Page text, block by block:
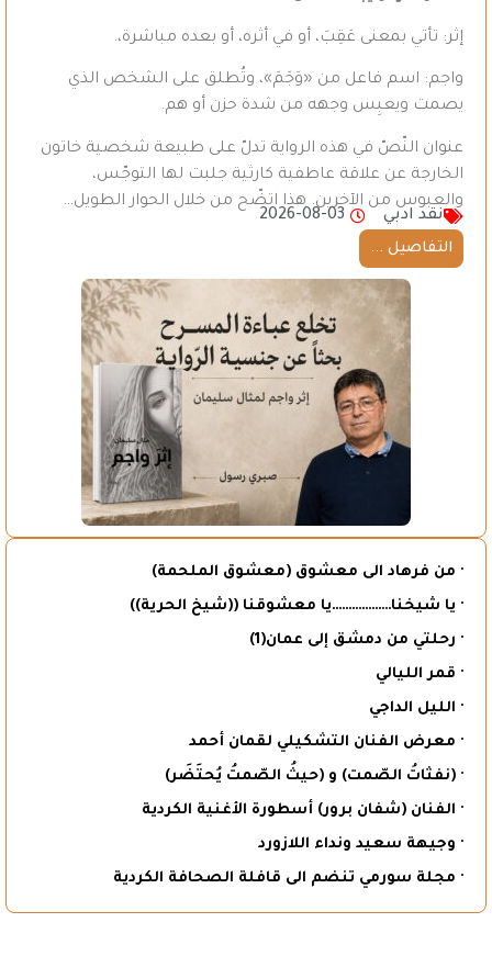
إثر: تأتي بمعنى عَقِبَ، أو في أثره، أو بعده مباشرة،.
واجم: اسم فاعل من «وَجَمَ»، وتُطلق على الشخص الذي
يصمت ويعبِس وجهه من شدة حزن أو هم.
عنوان النّصّ في هذه الرواية تدلّ على طبيعة شخصية خاتون
الخارجة عن علاقة عاطفية كارثية جلبت لها التوجّس،
والعبوس من الآخرين. هذا اتضّح من خلال الحوار الطويل…
نقد ادبي
2026-08-03
التفاصيل ...
· من فرهاد الى معشوق (معشوق الملحمة)
· يا شيخنا………………يا معشوقنا ((شيخ الحرية))
· رحلتي من دمشق إلى عمان(1)
· قمر الليالي
· الليل الداجي
· معرض الفنان التشكيلي لقمان أحمد
· (نفثاتُ الصّمت) و (حيثُ الصّمتُ يُحتَضَر)
· الفنان (شفان برور) أسطورة الأغنية الكردية
· وجيهة سعيد ونداء اللازورد
· مجلة سورمي تنضم الى قافلة الصحافة الكردية